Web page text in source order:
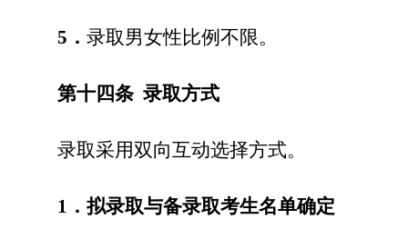
5 ． 录取男女性比例不限。
第十四条 录取方式
录取采用双向互动选择方式。
1 ．拟录取与备录取考生名单确定